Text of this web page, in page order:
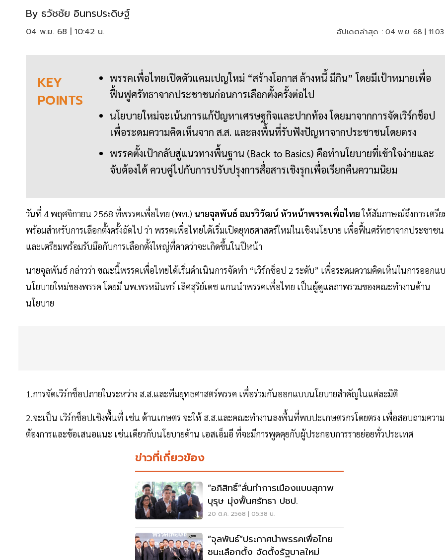
By ธวัชชัย อินทรประดิษฐ์
04 พ.ย. 68 | 10:42 น. อัปเดตล่าสุด : 04 พ.ย. 68 |
KEY
POINTS
พรรคเพื่อไทยเปิดตัวแคมเปญใหม่ “สร้างโอกาส ล้างหนี้ มีกิน” โดยมีเป้าหมายเพื่อ
ฟื้นฟูศรัทธาจากประชาชนก่อนการเลือกตั้งครั้งต่อไป
นโยบายใหม่จะเน้นการแก้ปัญหาเศรษฐกิจและปากท้อง โดยมาจากการจัดเวิร์กช็อป
เพื่อระดมความคิดเห็นจาก ส.ส. และลงพื้นที่รับฟังปัญหาจากประชาชนโดยตรง
พรรคตั้งเป้ากลับสู่แนวทางพื้นฐาน (Back to Basics) คือทำนโยบายที่เข้าใจง่ายและ
จับต้องได้ ควบคู่ไปกับการปรับปรุงการสื่อสารเชิงรุกเพื่อเรียกคืนความนิยม
วันที่ 4 พฤศจิกายน 2568 ที่พรรคเพื่อไทย (พท.) นายจุลพันธ์ อมรวิวัฒน์ หัวหน้าพรรคเพื่อไทยให้สัมภาษณ์ถึงการเตรี
พร้อมสำหรับการเลือกตั้งครั้งถัดไป ว่า พรรคเพื่อไทยได้เริ่มเปิดยุทธศาสตร์ใหม่ในเชิงนโยบาย เพื่อฟื้นศรัทธาจากประชาชน
และเตรียมพร้อมรับมือกับการเลือกตั้งใหญ่ที่คาดว่าจะเกิดขึ้นในปีหน้า
นายจุลพันธ์ กล่าวว่า ขณะนี้พรรคเพื่อไทยได้เริ่มดำเนินการจัดทำ “เวิร์กช็อป 2 ระดับ” เพื่อระดมความคิดเห็นในการออกแ
นโยบายใหม่ของพรรค โดยมี นพ.พรหมินทร์ เลิศสุริย์เดช แกนนำพรรคเพื่อไทย เป็นผู้ดูแลภาพรวมของคณะทำงานด้าน
นโยบาย
1.การจัดเวิร์กช็อปภายในระหว่าง ส.ส.และทีมยุทธศาสตร์พรรค เพื่อร่วมกันออกแบบนโยบายสำคัญในแต่ละมิติ
2.จะเป็น เวิร์กช็อปเชิงพื้นที่ เช่น ด้านเกษตร จะให้ ส.ส.และคณะทำงานลงพื้นที่พบปะเกษตรกรโดยตรง เพื่อสอบถามความ
ต้องการและข้อเสนอแนะ เช่นเดียวกับนโยบายด้าน เอสเอ็มอี ที่จะมีการพูดคุยกับผู้ประกอบการรายย่อยทั่วประเทศ
ข่าวที่เกี่ยวข้อง
“อภิสิทธิ์”ลั่นทำการเมืองแบบสุภาพ
บุรุษ มุ่งฟื้นศรัทธา ปชป.
20 ต.ค. 2568 | 05:38 น.
“จุลพันธ์”ประกาศนำพรรคเพื่อไทย
ชนะเลือกตั้ง จัดตั้งรัฐบาลใหม่